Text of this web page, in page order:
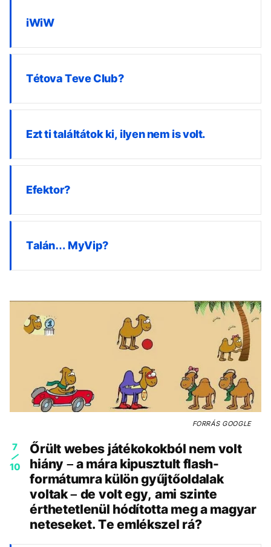
iWiW
Tétova Teve Club?
Ezt ti találtátok ki, ilyen nem is volt.
Efektor?
Talán… MyVip?
FORRÁSGOOGLE
7
10
Őrült webes játékokokból nem volt
hiány – a mára kipusztult flash-
formátumra külön gyűjtőoldalak
voltak – de volt egy, ami szinte
érthetetlenül hódította meg a magyar
neteseket. Te emlékszel rá?